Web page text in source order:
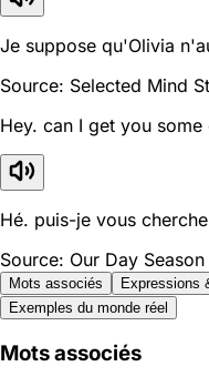
Je suppose qu'Olivia
Source: Selected Mind
Hey. can I get you some
Hé. puis-je vous
Source: Our Day Season
Mots associés Expressions
Exemples du monde réel
Mots associés